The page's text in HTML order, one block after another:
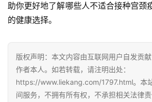
助你更好地了解哪些人不适合接种宫颈
的健康选择。
版权声明：本文内容由互联网用户自发贡
作者本人。如若转载，请注明出处：
https://www.liekang.com/1797.html。本
间服务，不拥有所有权，不承担相关法律